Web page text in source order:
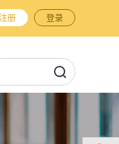
注册 登录